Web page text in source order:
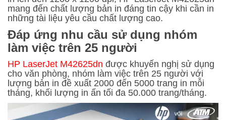
mang đến chất lượng bản in đáng tin cậy khi cần in
những tài liệu yêu cầu chất lượng cao.
Đáp ứng nhu cầu sử dụng nhóm
làm việc trên 25 người
HP LaserJet M42625dn được khuyến nghị sử dụng
cho văn phòng, nhóm làm việc trên 25 người với
lượng bản in đề xuất 2000 đến 5000 trang in mỗi
tháng, khối lượng in ấn tối đa 50.000 trang/tháng.